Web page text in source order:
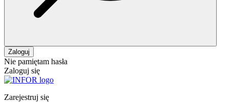
Zaloguj
Nie pamiętam hasła
Zaloguj się
Zarejestruj się